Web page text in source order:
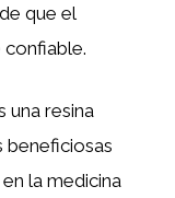
que el
una resina
beneficiosas
la medicina